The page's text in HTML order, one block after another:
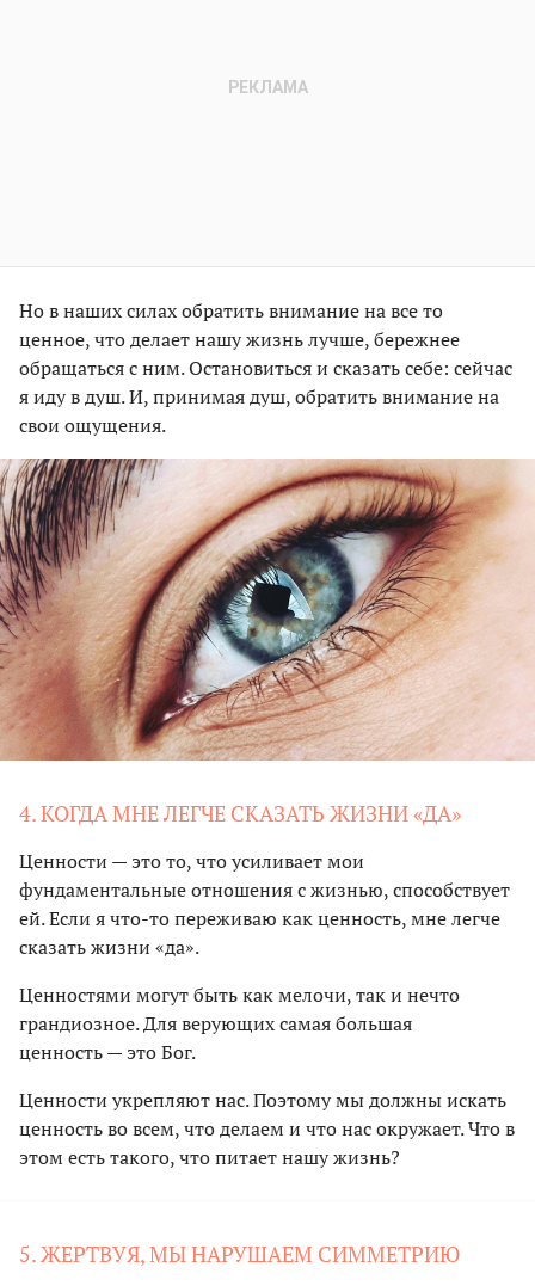
Но в наших силах обратить внимание на все то
ценное, что делает нашу жизнь лучше, бережнее
обращаться с ним. Остановиться и сказать себе: сейчас
я иду в душ. И, принимая душ, обратить внимание на
свои ощущения.
4. КОГДА МНЕ ЛЕГЧЕ СКАЗАТЬ ЖИЗНИ «ДА»
Ценности — это то, что усиливает мои
фундаментальные отношения с жизнью, способствует
ей. Если я что-то переживаю как ценность, мне легче
сказать жизни «да».
Ценностями могут быть как мелочи, так и нечто
грандиозное. Для верующих самая большая
ценность — это Бог.
Ценности укрепляют нас. Поэтому мы должны искать
ценность во всем, что делаем и что нас окружает. Что в
этом есть такого, что питает нашу жизнь?
5. ЖЕРТВУЯ, МЫ НАРУШАЕМ СИММЕТРИЮ